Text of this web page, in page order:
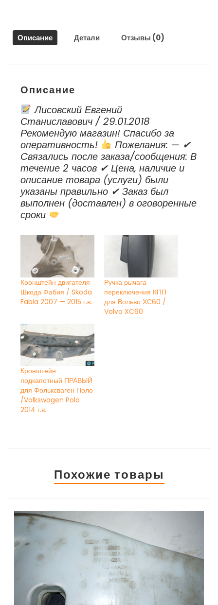
Описание Детали Отзывы (0)
Описание
Лисовский Евгений
Станиславович / 29.01.2018
Рекомендую магазин! Спасибо за
оперативность!
Пожелания: — ✔
Cвязались после заказа/сообщения: В
течение 2 часов ✔ Цена, наличие и
описание товара (услуги) были
указаны правильно ✔ Заказ был
выполнен (доставлен) в оговоренные
сроки
Кронштейн двигателя
Шкода Фабия / Skoda
Fabia 2007 — 2015 г.в.
Ручка рычага
переключения КПП
для Вольво ХС60 /
Volvo XC60
Кронштейн
подкапотный ПРАВЫЙ
для Фольксваген Поло
/Volkswagen Polo
2014 г.в.
Похожие товары